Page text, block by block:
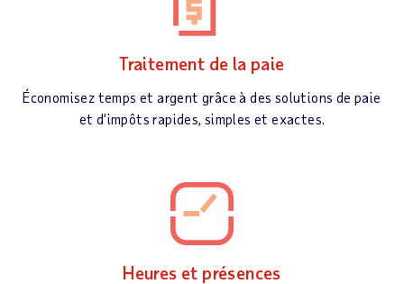
Traitement de la paie
Économisez temps et argent grâce à des solutions de paie
et d’impôts rapides, simples et exactes.
Heures et présences